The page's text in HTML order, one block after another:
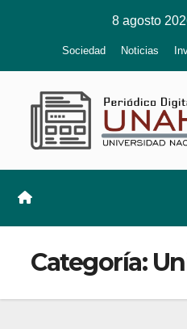
8 agosto
Sociedad Noticias
Categoría: